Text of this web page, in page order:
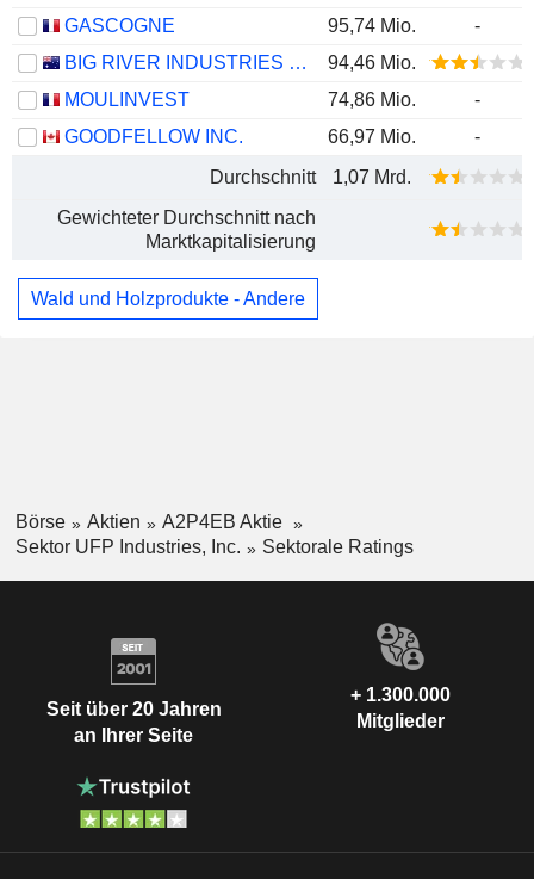
GASCOGNE
95,74 Mio.
-
BIG RIVER INDUSTRIES LIMITED
94,46 Mio.
MOULINVEST
74,86 Mio.
-
GOODFELLOW INC.
66,97 Mio.
-
Durchschnitt
1,07 Mrd.
Gewichteter Durchschnitt nach
Marktkapitalisierung
Wald und Holzprodukte - Andere
Börse Aktien
A2P4EB Aktie
Sektor UFP Industries, Inc.
Sektorale Ratings
Seit über 20 Jahren
an Ihrer Seite
+ 1.300.000
Mitglieder